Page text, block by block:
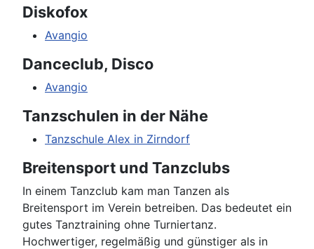
Diskofox
Avangio
Danceclub, Disco
Avangio
Tanzschulen in der Nähe
Tanzschule Alex in Zirndorf
Breitensport und Tanzclubs
In einem Tanzclub kam man Tanzen als
Breitensport im Verein betreiben. Das bedeutet ein
gutes Tanztraining ohne Turniertanz.
Hochwertiger, regelmäßig und günstiger als in